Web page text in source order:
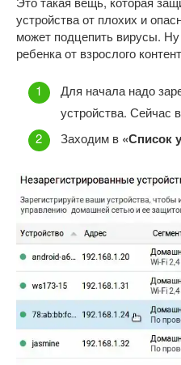
устройства от плохих и
может подцепить вирусы.
ребенка от взрослого
Для начала надо
устройства. Сейчас
Заходим в «Список